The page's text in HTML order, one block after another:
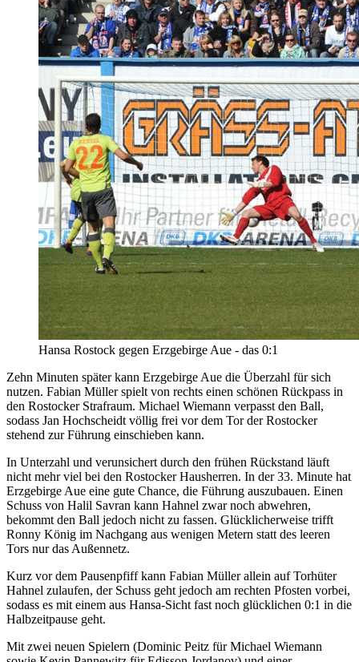
Hansa Rostock gegen Erzgebirge Aue - das 0:1
Zehn Minuten später kann Erzgebirge Aue die Überzahl für sich
nutzen. Fabian Müller spielt von rechts einen schönen Rückpass in
den Rostocker Strafraum. Michael Wiemann verpasst den Ball,
sodass Jan Hochscheidt völlig frei vor dem Tor der Rostocker
stehend zur Führung einschieben kann.
In Unterzahl und verunsichert durch den frühen Rückstand läuft
nicht mehr viel bei den Rostocker Hausherren. In der 33. Minute hat
Erzgebirge Aue eine gute Chance, die Führung auszubauen. Einen
Schuss von Halil Savran kann Hahnel zwar noch abwehren,
bekommt den Ball jedoch nicht zu fassen. Glücklicherweise trifft
Ronny König im Nachgang aus wenigen Metern statt des leeren
Tors nur das Außennetz.
Kurz vor dem Pausenpfiff kann Fabian Müller allein auf Torhüter
Hahnel zulaufen, der Schuss geht jedoch am rechten Pfosten vorbei,
sodass es mit einem aus Hansa-Sicht fast noch glücklichen 0:1 in die
Halbzeitpause geht.
Mit zwei neuen Spielern (Dominic Peitz für Michael Wiemann